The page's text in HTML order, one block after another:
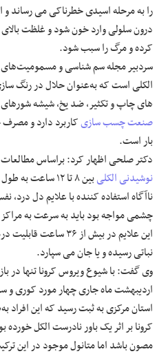
را به مرحله اسیدی خطرناکی می رساند
درون سلولی وارد خون شود و غلظت
کرده و مرگ را سبب شود.
سردبیر مجله سم شناسی و مسمومیت‌های
الکلی است که به‌عنوان حلال در رنگ
های چاپ و تکثیر، ضد یخ، شیشه شورهای
صنعت چسب سازیکاربرد دارد و
بار است.
دکتر صلحی اظهار کرد: براساس
نوشیدنی الکلی
بین ۸ تا ۱۲
ناآگاه استفاده کننده با علایم دل
چشمی مواجه بود باید به سرعت به
این علایم در بیش از
نباتی رسیده و یا جان می سپارد.
وی گفت: با شیوع ویروس کرونا تنها در
اردیبهشت ماه جاری چهار مورد کوری و
استان مرکزی به ثبت رسید که این افراد
کرونا بر اثر یک باور نادرست الکل خورده
مصون باشد اما متانول موجود در این